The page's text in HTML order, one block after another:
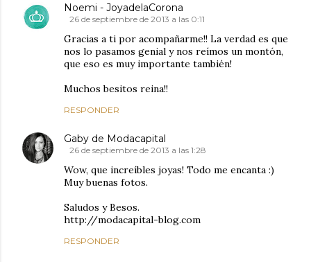
Noemi - JoyadelaCorona
26 de septiembre de 2013 a las 0:11
Gracias a ti por acompañarme!! La verdad es que
nos lo pasamos genial y nos reímos un montón,
que eso es muy importante también!
Muchos besitos reina!!
RESPONDER
Gaby de Modacapital
26 de septiembre de 2013 a las 1:28
Wow, que increíbles joyas! Todo me encanta :)
Muy buenas fotos.
Saludos y Besos.
http://modacapital-blog.com
RESPONDER